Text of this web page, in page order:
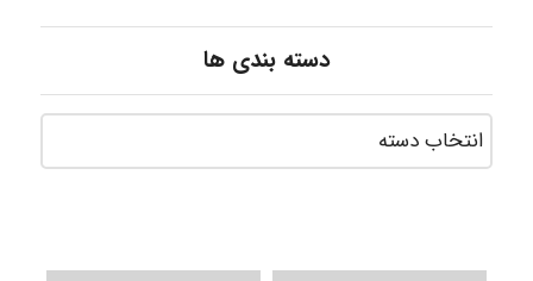
دسته بندی ها